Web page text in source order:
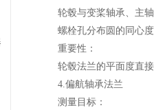
轮毂与变桨轴承、主轴
螺栓孔分布圆的同心度
重要性：
轮毂法兰的平面度直接
4.偏航轴承法兰
测量目标：